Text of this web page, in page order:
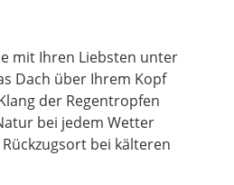
mit Ihren Liebsten unter
Dach über Ihrem Kopf
der Regentropfen
bei jedem Wetter
bei kälteren